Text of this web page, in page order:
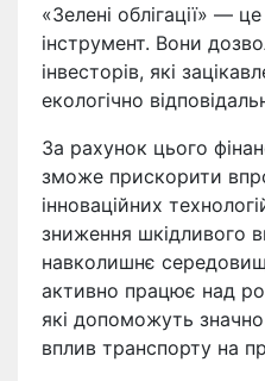
«Зелені облігації» —
інструмент. Вони
інвесторів, які
екологічно
За рахунок цього
зможе прискорити
інноваційних
зниження шкідливого
навколишнє
активно працює над
які допоможуть
вплив транспорту на